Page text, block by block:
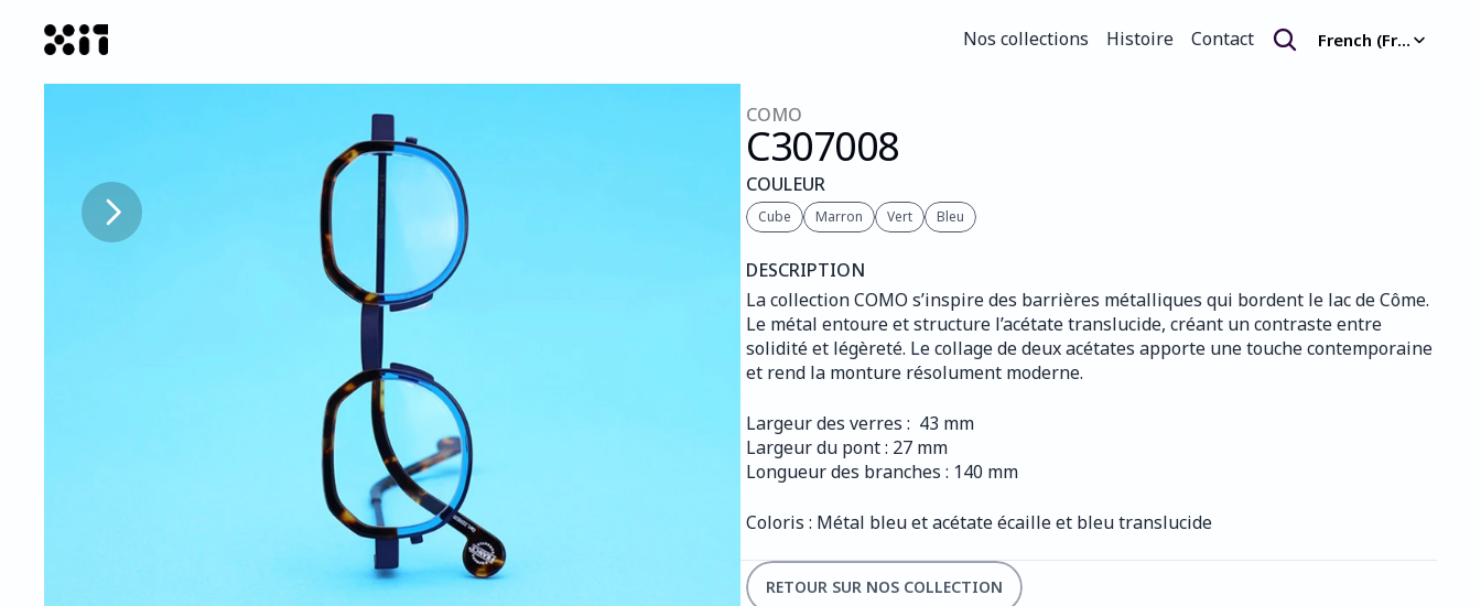
Nos collections
Histoire
Contact
French (France)
COMO
C307008
COULEUR
Cube Marron Vert Bleu
DESCRIPTION
La collection COMO s’inspire des barrières métalliques qui bordent le lac de Côme.
Le métal entoure et structure l’acétate translucide, créant un contraste entre
solidité et légèreté. Le collage de deux acétates apporte une touche contemporaine
et rend la monture résolument moderne.
Largeur des verres :  43 mm
Largeur du pont : 27 mm
Longueur des branches : 140 mm
Coloris : Métal bleu et acétate écaille et bleu translucide
RETOUR SUR NOS COLLECTION